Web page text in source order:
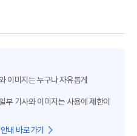
이미지는 누구나 자유롭게
부 기사와 이미지는 사용에 제한이
내 바로가기